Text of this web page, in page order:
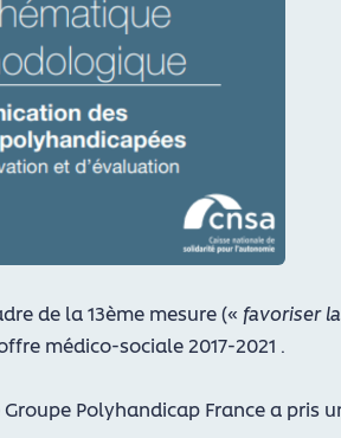
de la 13ème mesure (« favoriser
médico-sociale 2017-2021 .
Polyhandicap France a pris